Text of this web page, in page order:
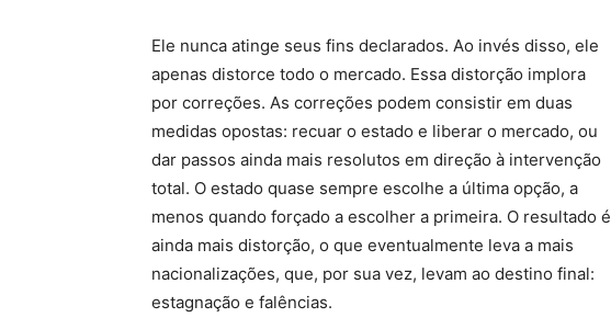
Ele nunca atinge seus fins declarados. Ao invés disso, ele
apenas distorce todo o mercado. Essa distorção implora
por correções. As correções podem consistir em duas
medidas opostas: recuar o estado e liberar o mercado, ou
dar passos ainda mais resolutos em direção à intervenção
total. O estado quase sempre escolhe a última opção, a
menos quando forçado a escolher a primeira. O resultado é
ainda mais distorção, o que eventualmente leva a mais
nacionalizações, que, por sua vez, levam ao destino final:
estagnação e falências.